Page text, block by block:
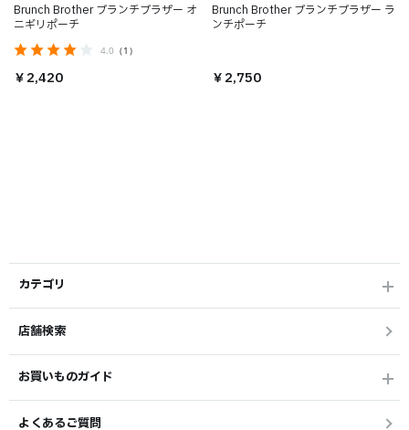
Brunch Brother ブランチブラザー オ
ニギリポーチ
4.0 （1）
￥2,420
Brunch Brother ブランチブラザー ラ
ンチポーチ
￥2,750
カテゴリ
店舗検索
お買いものガイド
よくあるご質問